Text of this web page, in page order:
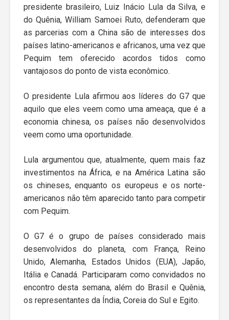
presidente brasileiro, Luiz Inácio Lula da Silva, e
do Quênia, William Samoei Ruto, defenderam que
as parcerias com a China são de interesses dos
países latino-americanos e africanos, uma vez que
Pequim tem oferecido acordos tidos como
vantajosos do ponto de vista econômico.
O presidente Lula afirmou aos líderes do G7 que
aquilo que eles veem como uma ameaça, que é a
economia chinesa, os países não desenvolvidos
veem como uma oportunidade.
Lula argumentou que, atualmente, quem mais faz
investimentos na África, e na América Latina são
os chineses, enquanto os europeus e os norte-
americanos não têm aparecido tanto para competir
com Pequim.
O G7 é o grupo de países considerado mais
desenvolvidos do planeta, com França, Reino
Unido, Alemanha, Estados Unidos (EUA), Japão,
Itália e Canadá. Participaram como convidados no
encontro desta semana, além do Brasil e Quênia,
os representantes da Índia, Coreia do Sul e Egito.